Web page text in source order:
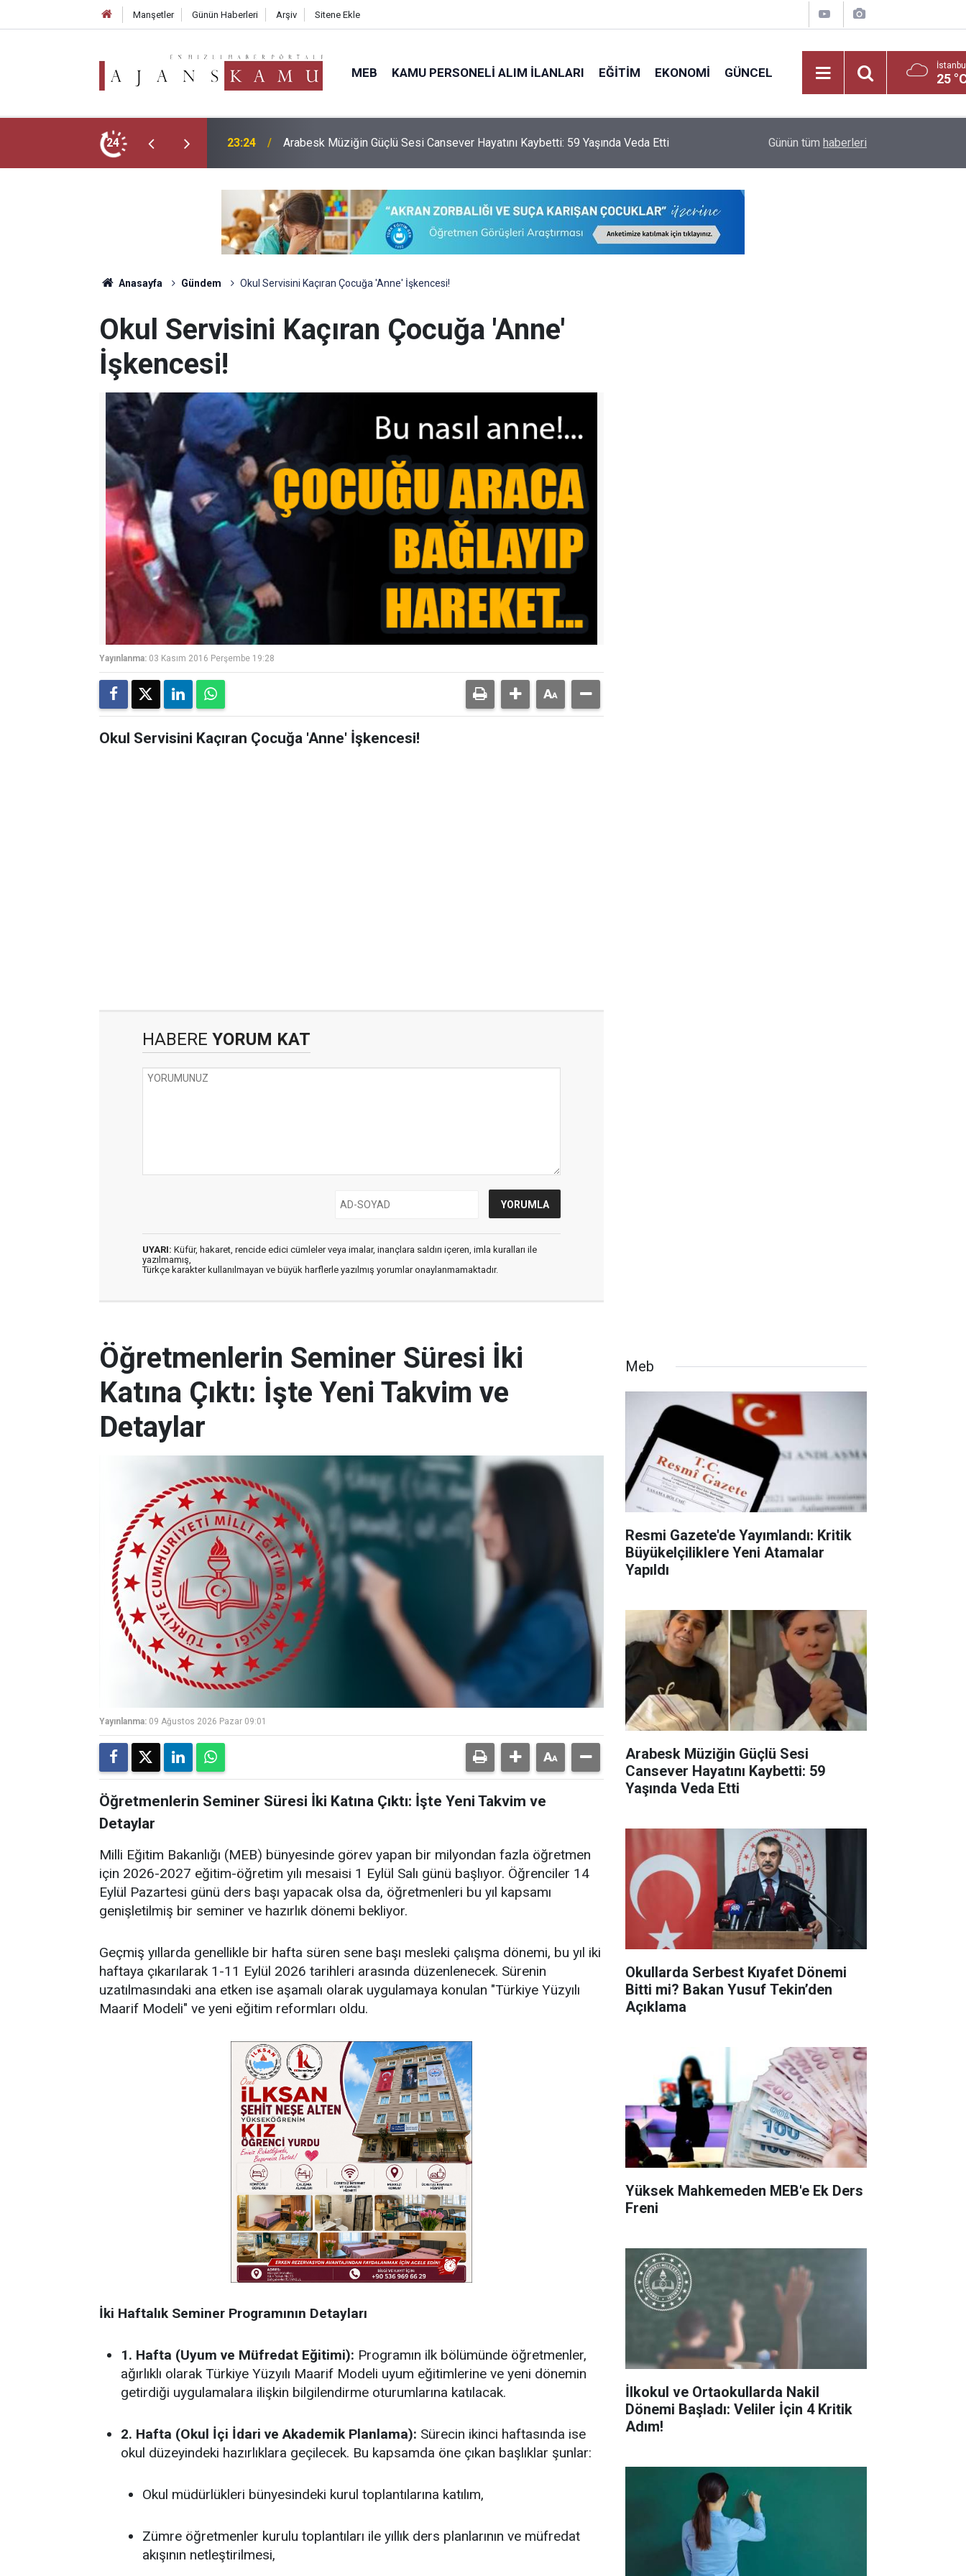
Manşetler Günün Haberleri Arşiv Sitene Ekle
MEB KAMU PERSONELI ALIM İLANLARI EĞITIM EKONOMI GÜNCEL 25
24
Hayatını Kaybetti: 59 Yaşında Veda Etti 21:23 Okullarda Serbest Kıyafet Dönemi Bitti mi? Bakan Yusuf Tekin’den Açıklama Yüksek Mahkemeden MEB'e Ek Ders Freni
Günün tüm haberleri
Anasayfa Gündem Okul Servisini Kaçıran Çocuğa 'Anne' İşkencesi!
Okul Servisini Kaçıran Çocuğa 'Anne'
İşkencesi!
Yayınlanma: 03 Kasım 2016 Perşembe 19:28
Okul Servisini Kaçıran Çocuğa 'Anne' İşkencesi!
HABERE YORUM KAT
UYARI: Küfür, hakaret, rencide edici cümleler veya imalar, inançlara saldırı içeren, imla kuralları ile
yazılmamış,
Türkçe karakter kullanılmayan ve büyük harflerle yazılmış yorumlar onaylanmamaktadır.
Öğretmenlerin Seminer Süresi İki
Katına Çıktı: İşte Yeni Takvim ve
Detaylar
Yayınlanma: 09 Ağustos 2026 Pazar 09:01
Öğretmenlerin Seminer Süresi İki Katına Çıktı: İşte Yeni Takvim ve
Detaylar
Milli Eğitim Bakanlığı (MEB) bünyesinde görev yapan bir milyondan fazla öğretmen
için 2026-2027 eğitim-öğretim yılı mesaisi 1 Eylül Salı günü başlıyor. Öğrenciler 14
Eylül Pazartesi günü ders başı yapacak olsa da, öğretmenleri bu yıl kapsamı
genişletilmiş bir seminer ve hazırlık dönemi bekliyor.
Geçmiş yıllarda genellikle bir hafta süren sene başı mesleki çalışma dönemi, bu yıl iki
haftaya çıkarılarak 1-11 Eylül 2026 tarihleri arasında düzenlenecek. Sürenin
uzatılmasındaki ana etken ise aşamalı olarak uygulamaya konulan "Türkiye Yüzyılı
Maarif Modeli" ve yeni eğitim reformları oldu.
İki Haftalık Seminer Programının Detayları
1. Hafta (Uyum ve Müfredat Eğitimi): Programın ilk bölümünde öğretmenler,
ağırlıklı olarak Türkiye Yüzyılı Maarif Modeli uyum eğitimlerine ve yeni dönemin
getirdiği uygulamalara ilişkin bilgilendirme oturumlarına katılacak.
2. Hafta (Okul İçi İdari ve Akademik Planlama): Sürecin ikinci haftasında ise
okul düzeyindeki hazırlıklara geçilecek. Bu kapsamda öne çıkan başlıklar şunlar:
Okul müdürlükleri bünyesindeki kurul toplantılarına katılım,
Zümre öğretmenler kurulu toplantıları ile yıllık ders planlarının ve müfredat
akışının netleştirilmesi,
Meb
Resmi Gazete'de Yayımlandı: Kritik
Büyükelçiliklere Yeni Atamalar
Yapıldı
Arabesk Müziğin Güçlü Sesi
Cansever Hayatını Kaybetti: 59
Yaşında Veda Etti
Okullarda Serbest Kıyafet Dönemi
Bitti mi? Bakan Yusuf Tekin’den
Açıklama
Yüksek Mahkemeden MEB'e Ek Ders
Freni
İlkokul ve Ortaokullarda Nakil
Dönemi Başladı: Veliler İçin 4 Kritik
Adım!